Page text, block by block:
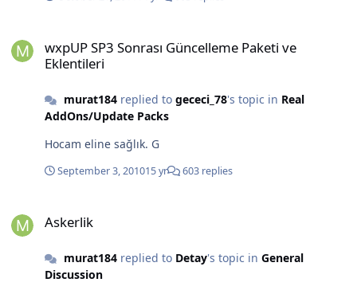
wxpUP SP3 Sonrası Güncelleme Paketi ve
Eklentileri
murat184replied to gececi_78's topic in Real
AddOns/Update Packs
Hocam eline sağlık. G
September 3, 201015 yr 603 replies
Askerlik
murat184replied to Detay's topic in General
Discussion